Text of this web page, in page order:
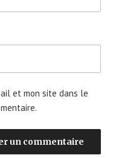
et mon site dans le